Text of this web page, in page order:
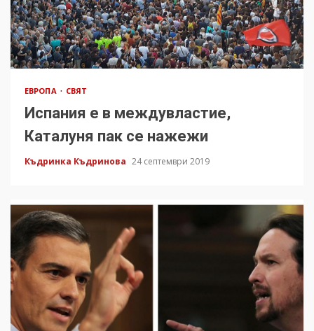
ЕВРОПА СВЯТ
Испания е в междувластие,
Каталуня пак се нажежи
Къдринка Къдринова 24 септември 2019